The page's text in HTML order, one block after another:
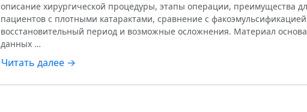
описание хирургической процедуры, этапы операции, преимущества
пациентов с плотными катарактами, сравнение с
восстановительный период и возможные осложнения. Материал
данных …
Читать далее →